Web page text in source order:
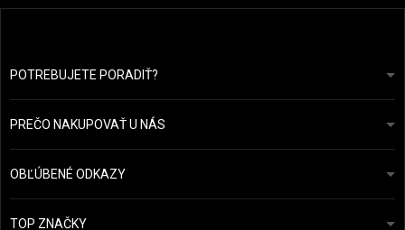
POTREBUJETE PORADIŤ?info@prozdravevlasy.cz
Odpovieme do 24 hodín.
PREČO NAKUPOVAŤ U NÁS
Obchodní podmínky
Ochrana osobních údajů
Přehled plateb a dopravy
OBĽÚBENÉ ODKAZY
Náš příběh
TOP ZNAČKY
Kérastase